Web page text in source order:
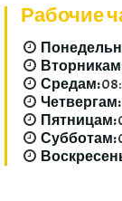
Рабочие
Средам:
Четвергам:
Пятницам:
Субботам: